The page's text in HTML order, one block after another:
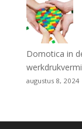
Domotica in
augustus 8, 2024